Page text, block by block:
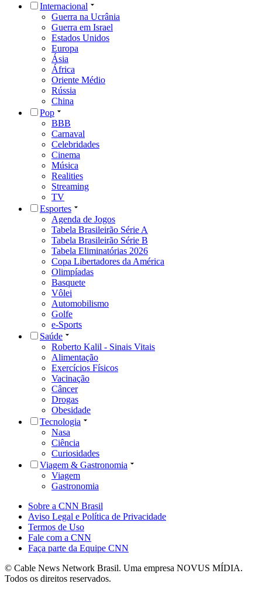
Internacional
Guerra na Ucrânia
Guerra em Israel
Estados Unidos
Europa
Ásia
África
Oriente Médio
Rússia
China
Pop
BBB
Carnaval
Celebridades
Cinema
Música
Realities
Streaming
TV
Esportes
Agenda de Jogos
Tabela Brasileirão Série A
Tabela Brasileirão Série B
Tabela Eliminatórias 2026
Copa Libertadores da América
Olimpíadas
Basquete
Vôlei
Automobilismo
Golfe
e-Sports
Saúde
Roberto Kalil - Sinais Vitais
Alimentação
Exercícios Físicos
Vacinação
Câncer
Drogas
Obesidade
Tecnologia
Nasa
Ciência
Curiosidades
Viagem & Gastronomia
Viagem
Gastronomia
Sobre a CNN Brasil
Aviso Legal e Política de Privacidade
Termos de Uso
Fale com a CNN
Faça parte da Equipe CNN
© Cable News Network Brasil. Uma empresa NOVUS MÍDIA.
Todos os direitos reservados.